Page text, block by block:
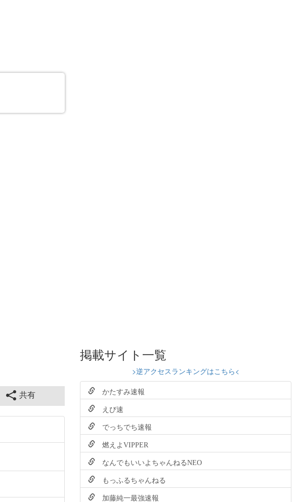
共有
掲載サイト一覧
>逆アクセスランキングはこちら<
かたすみ速報
えび速
でっちでち速報
燃えよVIPPER
なんでもいいよちゃんねるNEO
もっふるちゃんねる
加藤純一最強速報